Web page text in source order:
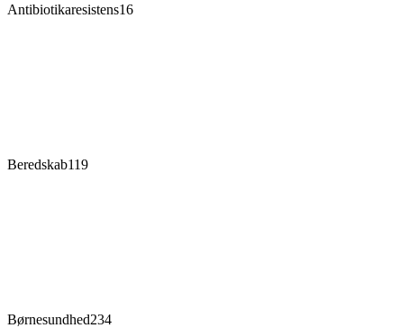
Antibiotikaresistens16
Beredskab119
Børnesundhed234